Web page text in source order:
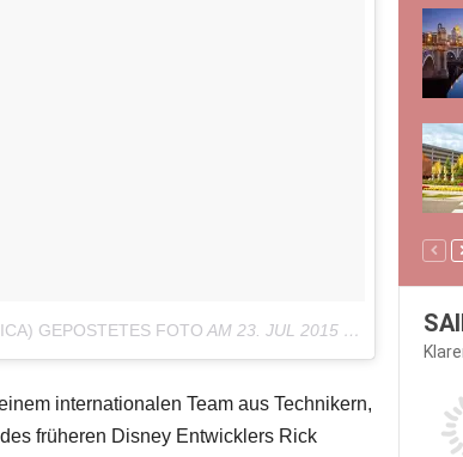
GEPOSTETES FOTO AM 23. JUL 2015 UM 14:44 UHR
internationalen Team aus Technikern,
früheren Disney Entwicklers Rick